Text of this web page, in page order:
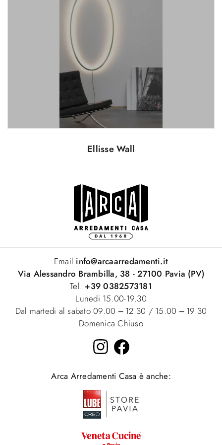
Ellisse Wall
Email info@arcaarredamenti.it
Via Alessandro Brambilla, 38 - 27100 Pavia (PV)
Tel. +39 0382573181
Lunedi 15.00-19.30
Dal martedi al sabato 09.00 – 12.30 / 15.00 – 19.30
Domenica Chiuso
Arca Arredamenti Casa è anche: